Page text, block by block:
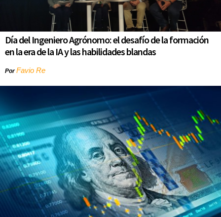
Día del Ingeniero Agrónomo: el desafío de la formación
en la era de la IA y las habilidades blandas
PorFavio Re